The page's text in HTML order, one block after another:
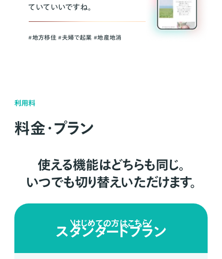
ていていいですね。
#地方移住 #夫婦で起業 #地産地消
利用料
料金・プラン
使える機能はどちらも同じ。
いつでも切り替えいただけます。
はじめての方はこちら
スタンダードプラン